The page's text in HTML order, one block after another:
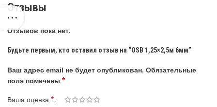
Отзывы
Отзывов пока нет.
Будьте первым, кто оставил отзыв на “OSB 1,25×2,5м 6мм”
Ваш адрес email не будет опубликован. Обязательные
поля помечены *
Ваша оценка *